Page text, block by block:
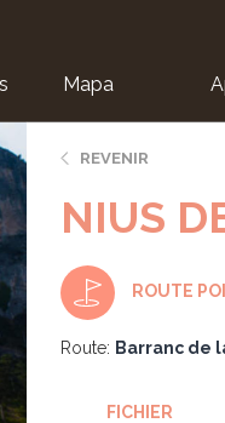
Mapa
REVENIR
NIUS
ROUTE POI
Route: Barranc de
FICHIER